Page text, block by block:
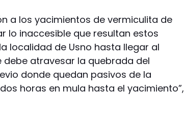
a los yacimientos de vermiculita de
lo inaccesible que resultan estos
localidad de Usno hasta llegar al
debe atravesar la quebrada del
donde quedan pasivos de la
horas en mula hasta el yacimiento”,